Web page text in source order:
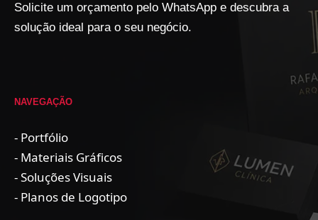
Solicite um orçamento pelo WhatsApp e descubra a
solução ideal para o seu negócio.
NAVEGAÇÃO
- Portfólio
- Materiais Gráficos
- Soluções Visuais
- Planos de Logotipo